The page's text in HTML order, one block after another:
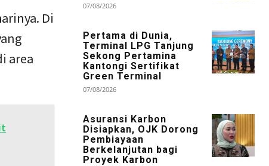
Di
area
07/08/2026
Pertama di Dunia,
Terminal LPG Tanjung
Sekong Pertamina
Kantongi Sertifikat
Green Terminal
07/08/2026
Asuransi Karbon
Disiapkan, OJK Dorong
Pembiayaan
Berkelanjutan bagi
Proyek Karbon